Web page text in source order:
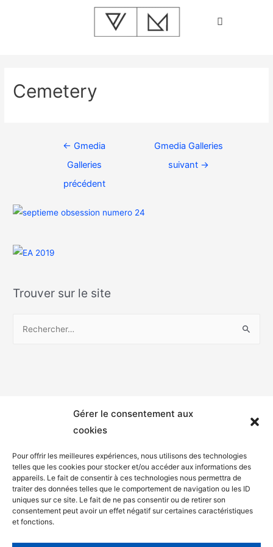
Gérer le consentement aux
cookies
Pour offrir les meilleures expériences, nous utilisons des technologies
telles que les cookies pour stocker et/ou accéder aux informations des
appareils. Le fait de consentir à ces technologies nous permettra de
traiter des données telles que le comportement de navigation ou les ID
uniques sur ce site. Le fait de ne pas consentir ou de retirer son
consentement peut avoir un effet négatif sur certaines caractéristiques
et fonctions.
Cemetery
← Gmedia
Galleries
précédent
Gmedia Galleries
suivant →
Trouver sur le site
Mentions légales
Politique de confidentialité